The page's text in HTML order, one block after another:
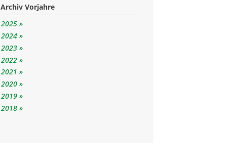
Archiv Vorjahre
2025
2024
2023
2022
2021
2020
2019
2018